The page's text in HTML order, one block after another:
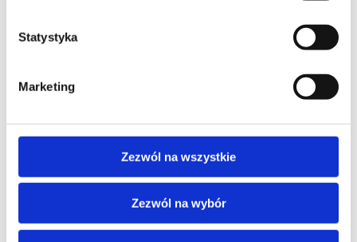
Statystyka
Marketing
Zezwól na wszystkie
Zezwól na wybór
TELEFON KONTAKTOWY*